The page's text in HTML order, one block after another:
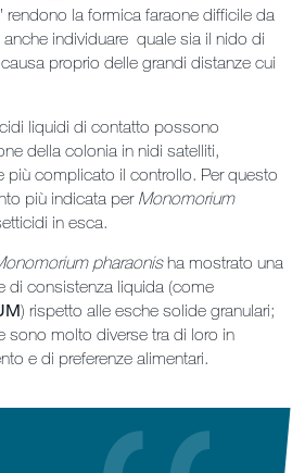
rendono la formica faraone difficile da
individuare quale sia il nido di
proprio delle grandi distanze cui
liquidi di contatto possono
della colonia in nidi satelliti,
più complicato il controllo. Per questo
più indicata per Monomorium
in esca.
pharaonisha mostrato una
di consistenza liquida (come
) rispetto alle esche solide granulari;
sono molto diverse tra di loro in
e di preferenze alimentari.